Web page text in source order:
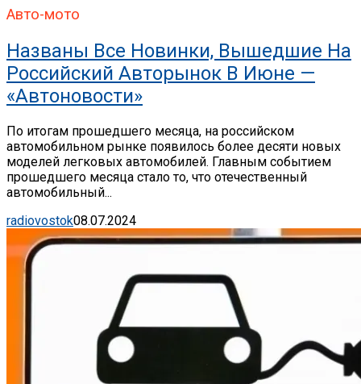
Авто-мото
Названы Все Новинки, Вышедшие На
Российский Авторынок В Июне —
«Автоновости»
По итогам прошедшего месяца, на российском
автомобильном рынке появилось более десяти новых
моделей легковых автомобилей. Главным событием
прошедшего месяца стало то, что отечественный
автомобильный...
radiovostok08.07.2024